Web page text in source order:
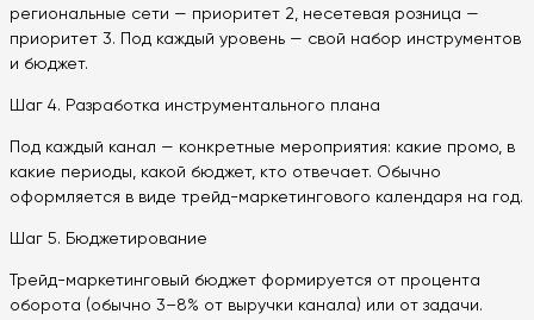
региональные сети — приоритет 2, несетевая розница —
приоритет 3. Под каждый уровень — свой набор инструментов
и бюджет.
Шаг 4. Разработка инструментального плана
Под каждый канал — конкретные мероприятия: какие промо, в
какие периоды, какой бюджет, кто отвечает. Обычно
оформляется в виде трейд-маркетингового календаря на год.
Шаг 5. Бюджетирование
Трейд-маркетинговый бюджет формируется от процента
оборота (обычно 3–8% от выручки канала) или от задачи.